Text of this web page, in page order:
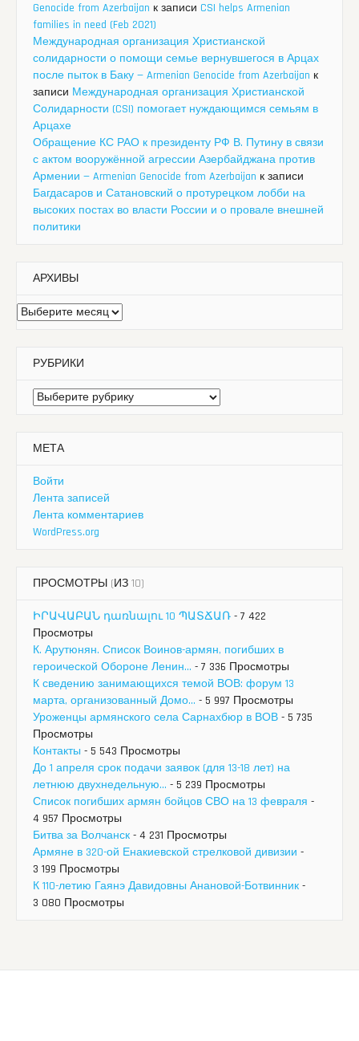
Genocide from Azerbaijan к записи CSI helps Armenian
families in need (Feb 2021)
Международная организация Христианской
солидарности о помощи семье вернувшегося в Арцах
после пыток в Баку — Armenian Genocide from Azerbaijan к
записи Международная организация Христианской
Солидарности (CSI) помогает нуждающимся семьям в
Арцахе
Обращение КС РАО к президенту РФ В. Путину в связи
с актом вооружённой агрессии Азербайджана против
Армении — Armenian Genocide from Azerbaijan к записи
Багдасаров и Сатановский о протурецком лобби на
высоких постах во власти России и о провале внешней
политики
АРХИВЫ
Архивы
РУБРИКИ
Рубрики
МЕТА
Войти
Лента записей
Лента комментариев
WordPress.org
ПРОСМОТРЫ (ИЗ 10)
ԻՐԱՎԱԲԱՆ դառնալու 10 ՊԱՏՃԱՌ - 7 422
Просмотры
К. Арутюнян. Список Воинов-армян, погибших в
героической Обороне Ленин... - 7 336 Просмотры
К сведению занимающихся темой ВОВ: форум 13
марта, организованный Домо... - 5 997 Просмотры
Уроженцы армянского села Сарнахбюр в ВОВ - 5 735
Просмотры
Контакты - 5 543 Просмотры
До 1 апреля срок подачи заявок (для 13-18 лет) на
летнюю двухнедельную... - 5 239 Просмотры
Список погибших армян бойцов СВО на 13 февраля -
4 957 Просмотры
Битва за Волчанск - 4 231 Просмотры
Армяне в 320-ой Енакиевской стрелковой дивизии -
3 199 Просмотры
К 110-летию Гаянэ Давидовны Анановой-Ботвинник -
3 080 Просмотры